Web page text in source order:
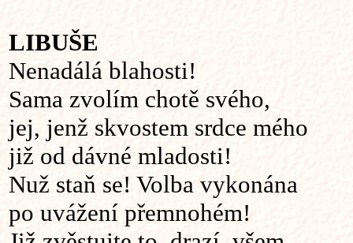
LIBUŠE
Nenadálá blahosti!
Sama zvolím chotě svého,
jej, jenž skvostem srdce mého
již od dávné mladosti!
Nuž staň se! Volba vykonána
po uvážení přemnohém!